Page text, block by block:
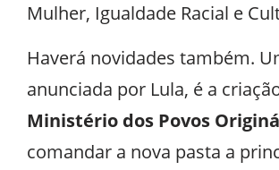
Mulher, Igualdade Racial e
Haverá novidades também.
anunciada por Lula, é a
Ministério dos Povos
comandar a nova pasta a